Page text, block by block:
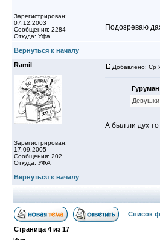
Зарегистрирован:
07.12.2003
Сообщения: 2284
Откуда: Уфа
Подозреваю
Вернуться к началу
Ramil
Зарегистрирован:
17.09.2005
Сообщения: 202
Откуда: УФА
Добавлено: Ср
Девушки
А был ли дух то
Вернуться к началу
Список
Страница 4 из 17